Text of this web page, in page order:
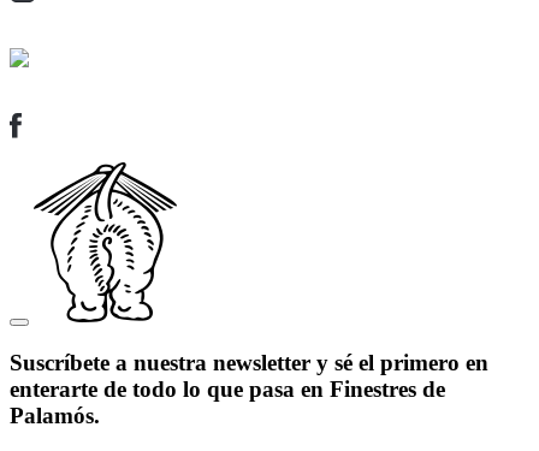
Suscríbete a nuestra newsletter y sé el primero en
enterarte de todo lo que pasa en Finestres de
Palamós.